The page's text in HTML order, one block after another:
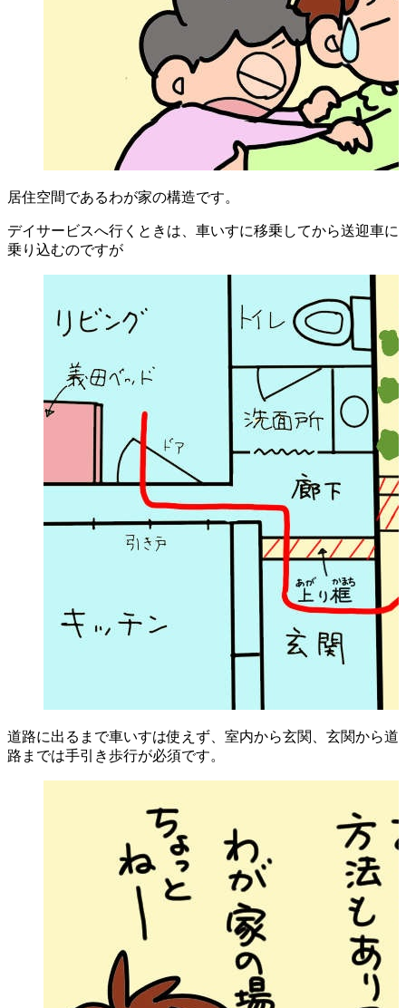
居住空間であるわが家の構造です。
デイサービスへ行くときは、車いすに移乗してから送迎車に
乗り込むのですが
道路に出るまで車いすは使えず、室内から玄関、玄関から道
路までは手引き歩行が必須です。